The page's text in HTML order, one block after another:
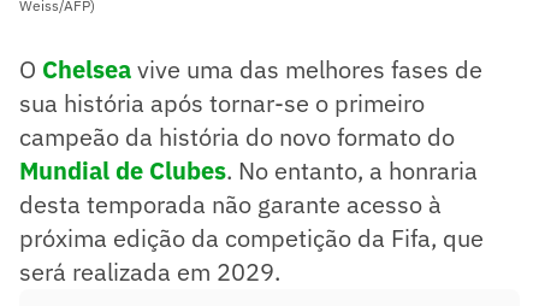
Weiss/AFP)
O Chelseavive uma das melhores fases de
sua história após tornar-se o primeiro
campeão da história do novo formato do
Mundial de Clubes. No entanto, a honraria
desta temporada não garante acesso à
próxima edição da competição da Fifa, que
será realizada em 2029.